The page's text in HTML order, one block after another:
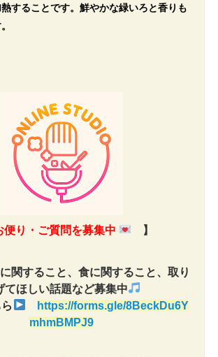
することです。鮮やかな緑いろと香りも
便り・ご質問を募集中 】
関すること、食に関すること、取り
てほしい話題など募集中
https://forms.gle/8BeckDu6Y
mhmBMPJ9